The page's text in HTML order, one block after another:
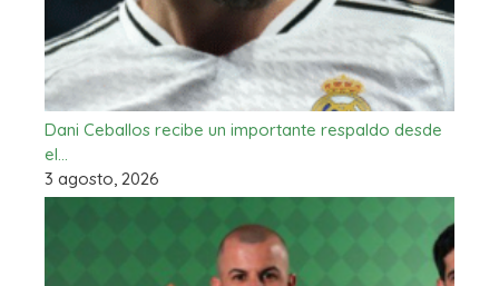
Dani Ceballos recibe un importante respaldo desde
el…
3 agosto, 2026